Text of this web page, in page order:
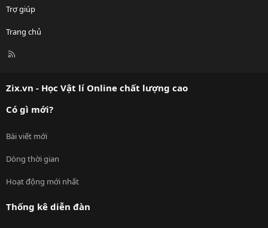
Trợ giúp
Trang chủ
R
Zix.vn - Học Vật lí Online chất lượng cao
Có gì mới?
Bài viết mới
Dòng thời gian
Hoạt động mới nhất
Thống kê diễn đàn